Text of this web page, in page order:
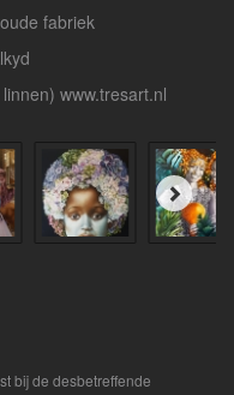
fabriek
www.tresart.nl
bij de desbetreffende